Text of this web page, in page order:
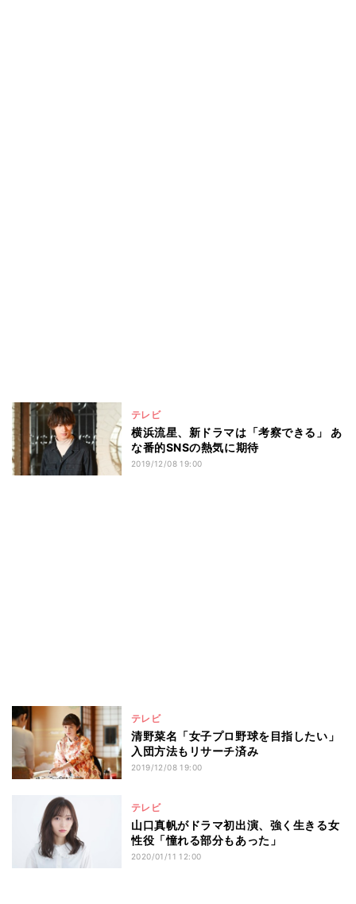
テレビ
横浜流星、新ドラマは「考察できる」 あ
な番的SNSの熱気に期待
2019/12/08 19:00
テレビ
清野菜名「女子プロ野球を目指したい」
入団方法もリサーチ済み
2019/12/08 19:00
テレビ
山口真帆がドラマ初出演、強く生きる女
性役「憧れる部分もあった」
2020/01/11 12:00